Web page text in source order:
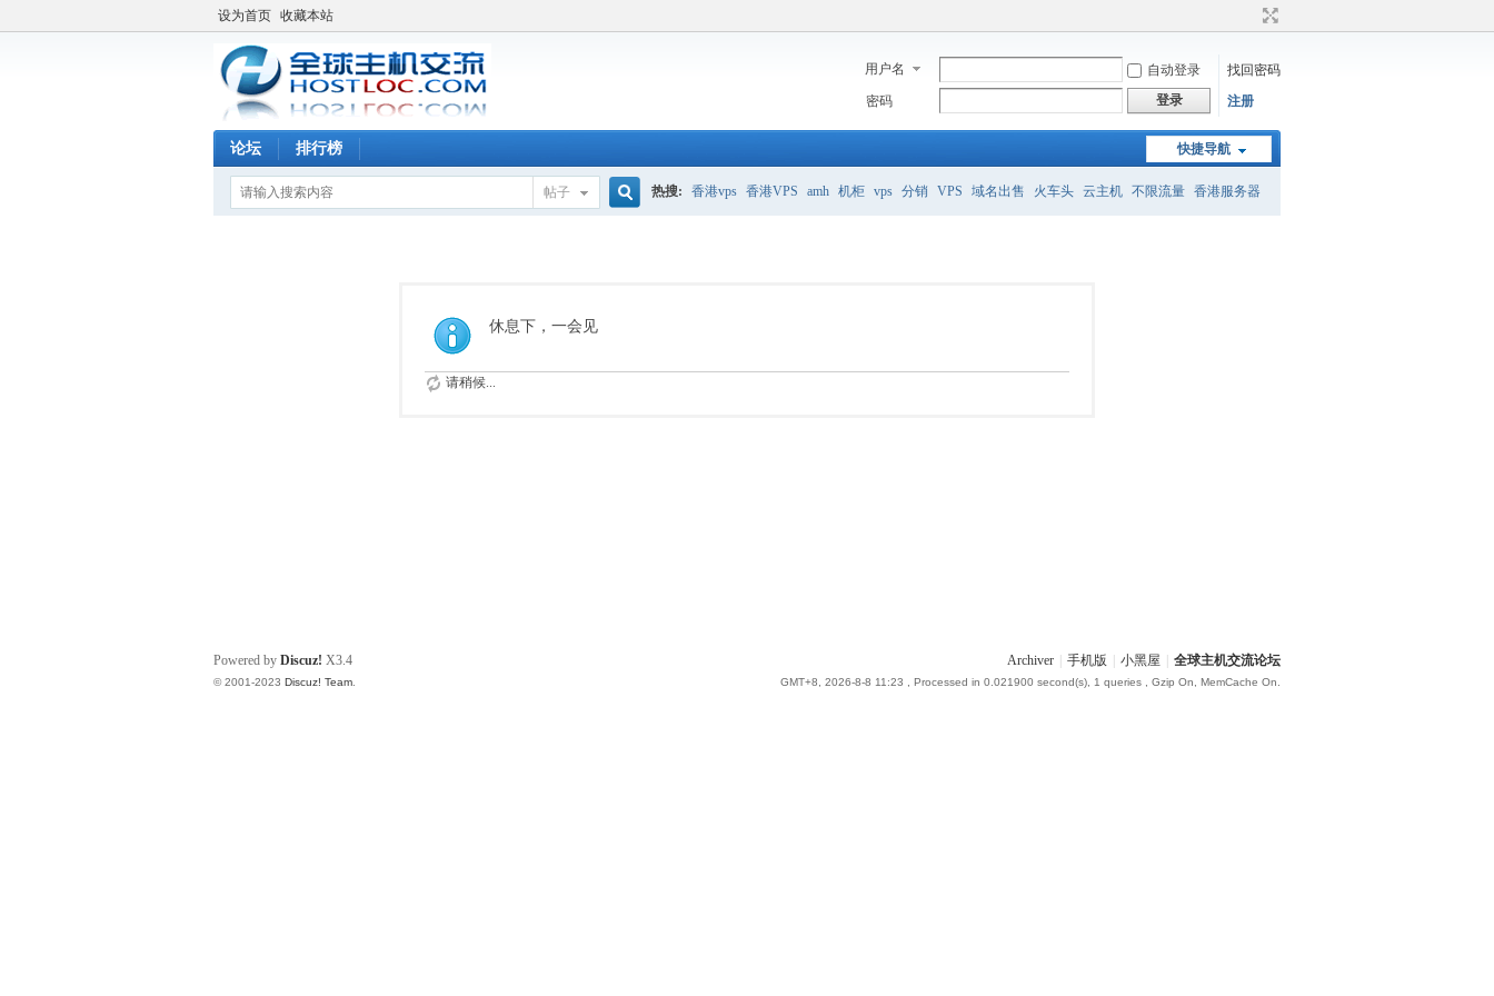
设为首页 收藏本站
用户名 自动登录
找回密码
密码
登录 注册
快捷导航
论坛 排行榜
帖子 热搜: 香港vps 香港VPS amh 机柜 vps 分销 VPS 域名出售 火车头 云主机 不限流量 香港服务器
休息下，一会见
请稍候...
Archiver 手机版 小黑屋 全球主机交流论坛
GMT+8, 2026-8-8 11:23 , Processed in 0.021900 second(s), 1 queries , Gzip On, MemCache On.
Powered by Discuz! X3.4
© 2001-2023 Discuz! Team